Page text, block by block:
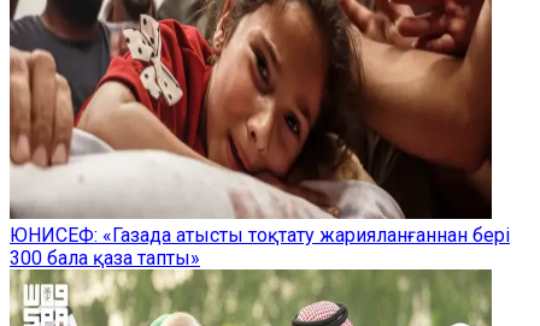
ЮНИСЕФ: «Газада атысты тоқтату жарияланғаннан бері
300 бала қаза тапты»